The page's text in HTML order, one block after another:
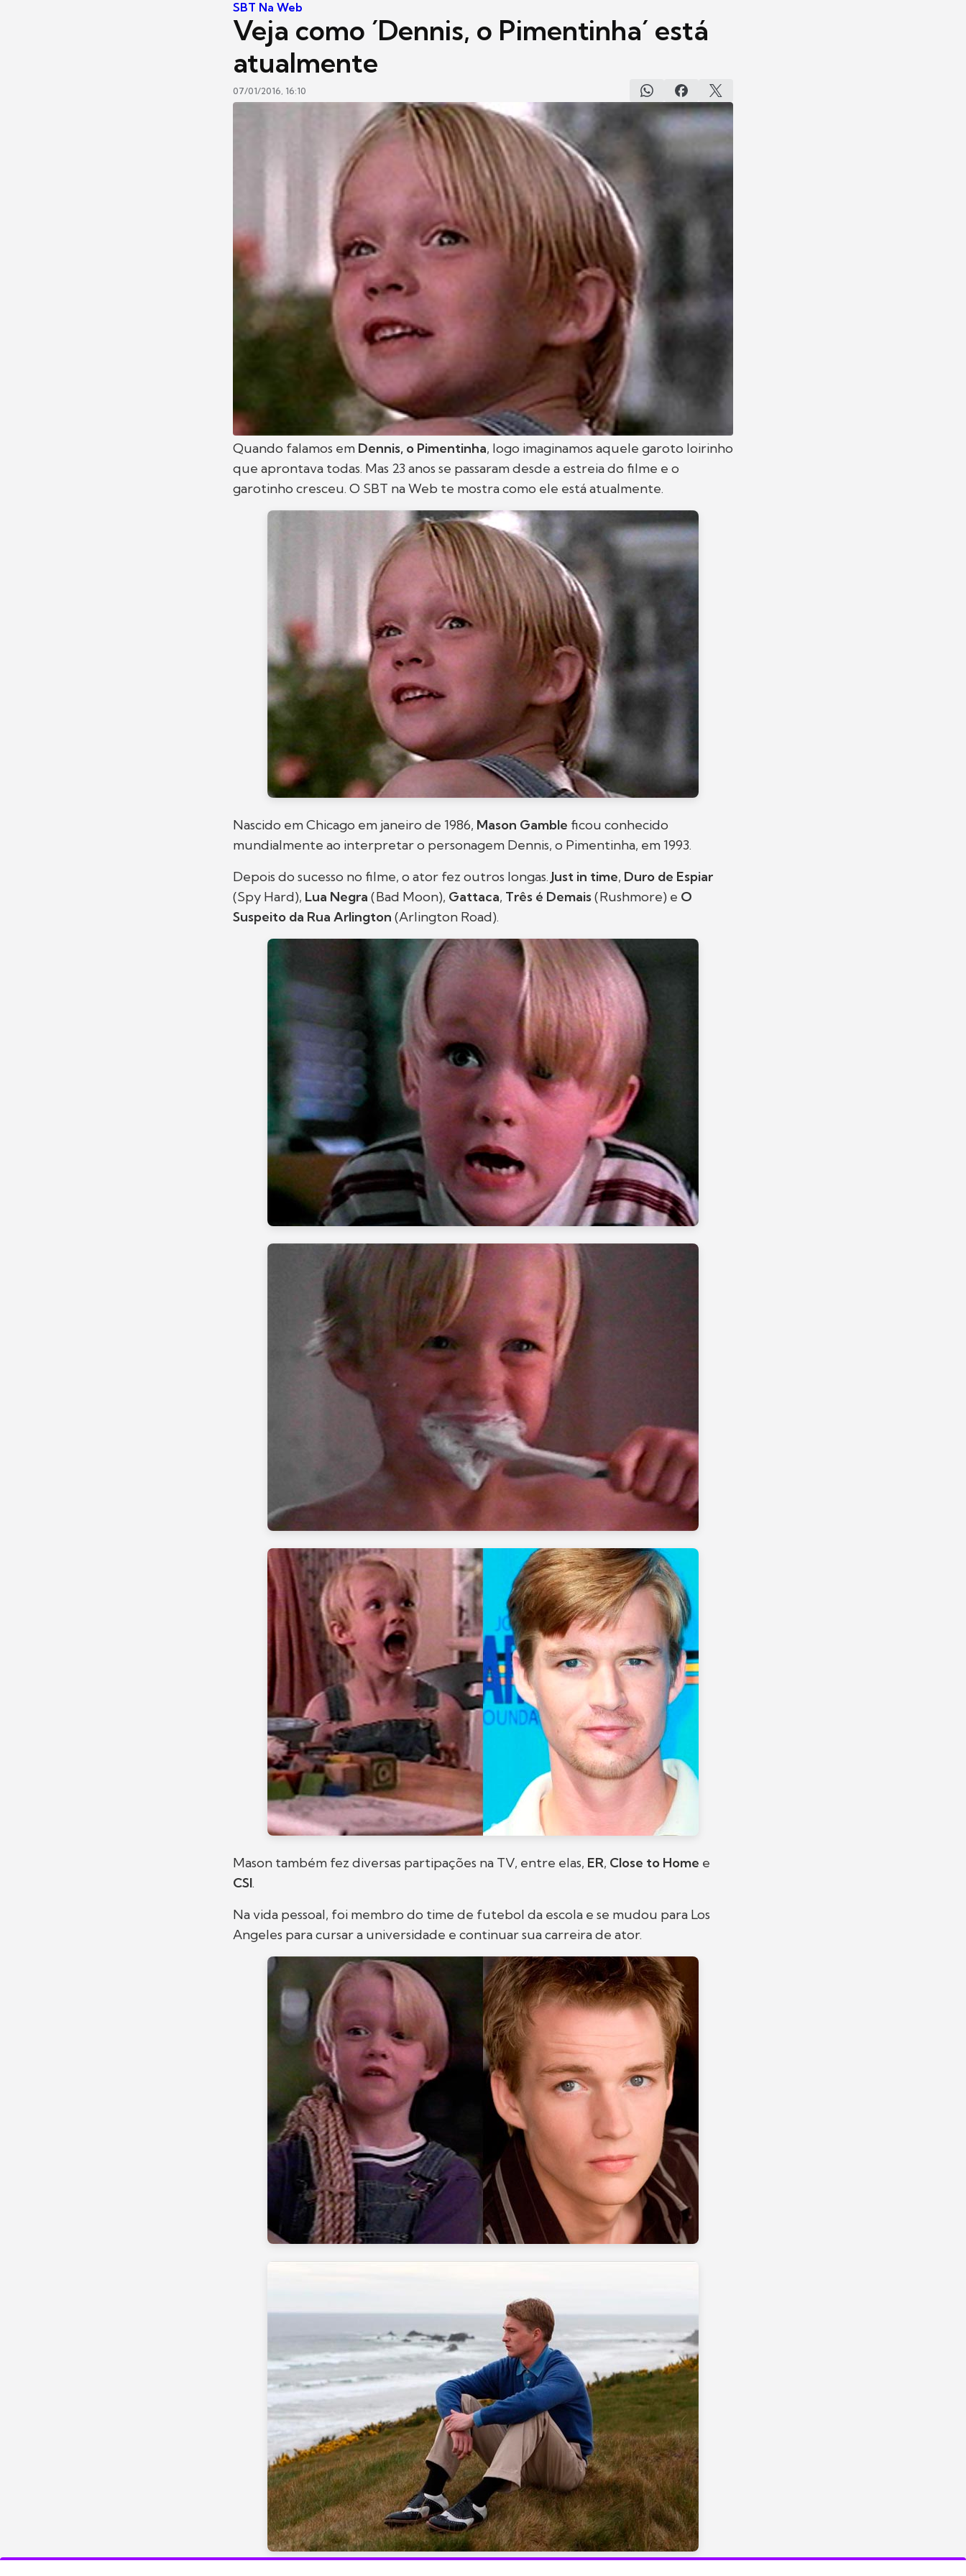
SBT Na Web
Veja como ´Dennis, o Pimentinha´ está
atualmente
07/01/2016, 16:10
Quando falamos em Dennis, o Pimentinha, logo imaginamos aquele garoto loirinho
que aprontava todas. Mas 23 anos se passaram desde a estreia do filme e o
garotinho cresceu. O SBT na Web te mostra como ele está atualmente.
Nascido em Chicago em janeiro de 1986, Mason Gamble ficou conhecido
mundialmente ao interpretar o personagem Dennis, o Pimentinha, em 1993.
Depois do sucesso no filme, o ator fez outros longas. Just in time, Duro de Espiar
(Spy Hard), Lua Negra (Bad Moon), Gattaca, Três é Demais(Rushmore) e O
Suspeito da Rua Arlington (Arlington Road).
Mason também fez diversas partipações na TV, entre elas, ER, Close to Home e
CSI.
Na vida pessoal, foi membro do time de futebol da escola e se mudou para Los
Angeles para cursar a universidade e continuar sua carreira de ator.